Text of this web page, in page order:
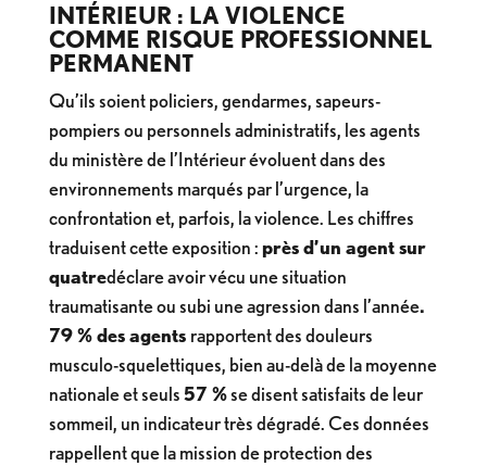
INTÉRIEUR : LA VIOLENCE
COMME RISQUE PROFESSIONNEL
PERMANENT
Qu’ils soient policiers, gendarmes, sapeurs-
pompiers ou personnels administratifs, les agents
du ministère de l’Intérieur évoluent dans des
environnements marqués par l’urgence, la
confrontation et, parfois, la violence. Les chiffres
traduisent cette exposition :près d’un agent sur
quatredéclare avoir vécu une situation
traumatisante ou subi une agression dans l’année.
79 % des agents rapportent des douleurs
musculo-squelettiques, bien au-delà de la moyenne
nationale et seuls57 %se disent satisfaits de leur
sommeil, un indicateur très dégradé. Ces données
rappellent que la mission de protection des